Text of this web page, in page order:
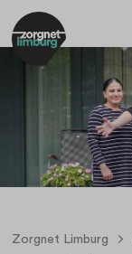
Zorgnet Limburg